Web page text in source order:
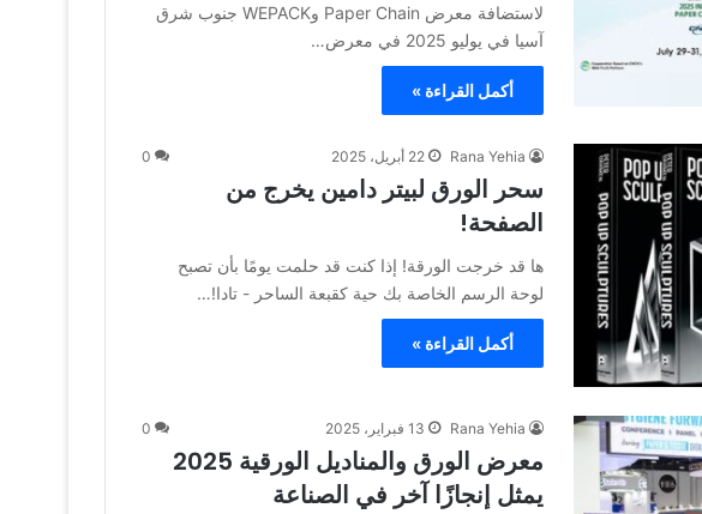
لاستضافة معرض Paper Chain وWEPACK جنوب شرق
آسيا في يوليو 2025 في معرض…
أكمل القراءة »
Rana Yehia 22 أبريل، 2025 0
سحر الورق لبيتر دامين يخرج من
الصفحة!
ها قد خرجت الورقة! إذا كنت قد حلمت يومًا بأن تصبح
لوحة الرسم الخاصة بك حية كقبعة الساحر - تادا!…
أكمل القراءة »
Rana Yehia 13 فبراير، 2025 0
معرض الورق والمناديل الورقية 2025
يمثل إنجازًا آخر في الصناعة